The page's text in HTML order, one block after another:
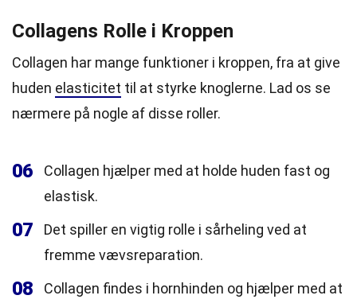
Collagens Rolle i Kroppen
Collagen har mange funktioner i kroppen, fra at give
huden elasticitet til at styrke knoglerne. Lad os se
nærmere på nogle af disse roller.
06
Collagen hjælper med at holde huden fast og
elastisk.
07
Det spiller en vigtig rolle i sårheling ved at
fremme vævsreparation.
08
Collagen findes i hornhinden og hjælper med at